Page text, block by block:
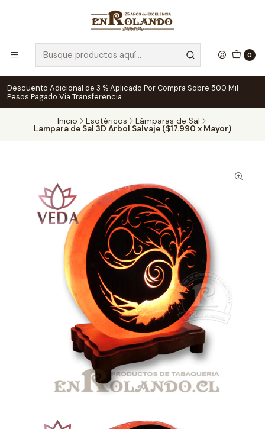
0
Descuento Adicional de 3 % Aplicado Por Compra Sobre 500 Mil
Pesos Pagado Via Transferencia.
Inicio Esotéricos Lámparas de Sal
Lampara de Sal 3D Arbol Salvaje ($17.990 x Mayor)